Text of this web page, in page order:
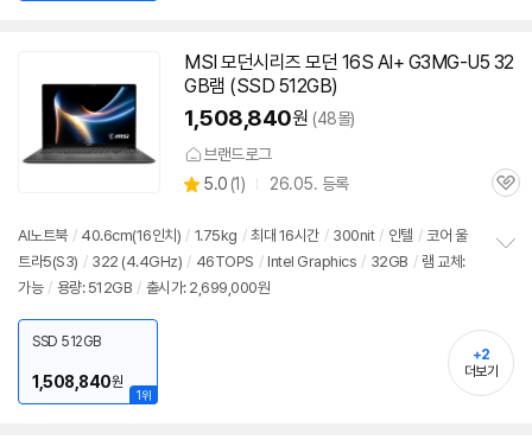
MSI 모던시리즈 모던 16S AI+ G3MG-U5 32
GB램 (SSD 512GB)
1,508,840원 (48몰)
브랜드로그
별
5.0 (상
리
뷰
1) 26.05. 등록
관
AI노트북 / 40.6cm(16인치) / 1.75kg / 최대 16시간 / 300nit / 인텔 / 코어 울
트라5(S3) / 322 (4.4GHz) / 46TOPS / Intel Graphics / 32GB / 램 교체:
가능 / 용량: 512GB / 출시가: 2,699,000원
기
1위
SSD 512GB
1,508,840원
+2
더보기